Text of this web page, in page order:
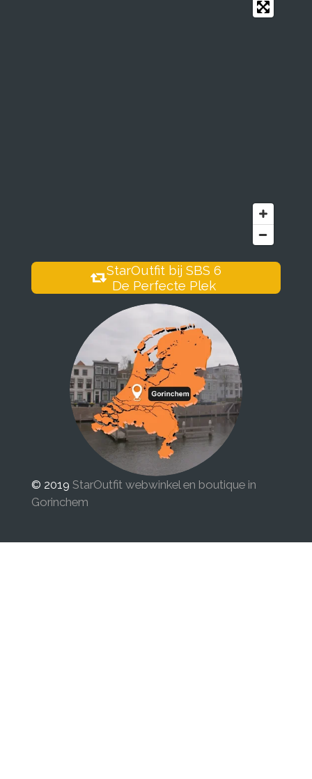
StarOutfit bij SBS 6
De Perfecte Plek
© 2019 StarOutfit webwinkel en boutique in
Gorinchem